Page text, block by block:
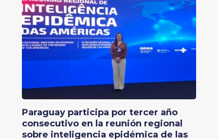
Paraguay participa por tercer año
consecutivo en la reunión regional
sobre inteligencia epidémica de las